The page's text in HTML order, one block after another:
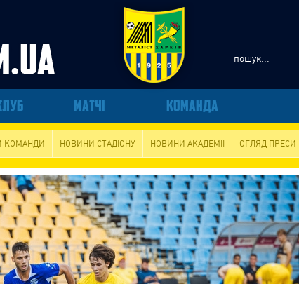
МАТЧІ КОМАНДА
КОМАНДИ НОВИНИ СТАДІОНУ НОВИНИ АКАДЕМІЇ ОГЛЯД ПРЕСИ